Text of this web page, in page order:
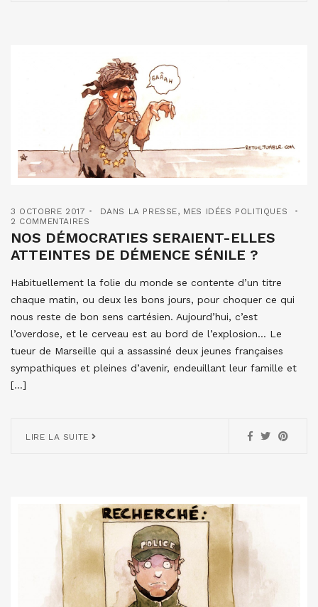
3 OCTOBRE 2017 DANS LA PRESSE, MES IDÉES POLITIQUES
2 COMMENTAIRES
NOS DÉMOCRATIES SERAIENT-ELLES
ATTEINTES DE DÉMENCE SÉNILE ?
Habituellement la folie du monde se contente d’un titre
chaque matin, ou deux les bons jours, pour choquer ce qui
nous reste de bon sens cartésien. Aujourd’hui, c’est
l’overdose, et le cerveau est au bord de l’explosion… Le
tueur de Marseille qui a assassiné deux jeunes françaises
sympathiques et pleines d’avenir, endeuillant leur famille et
[…]
LIRE LA SUITE